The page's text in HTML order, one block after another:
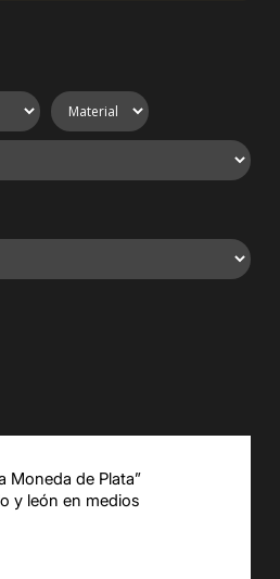
Moneda de Plata”
y león en medios